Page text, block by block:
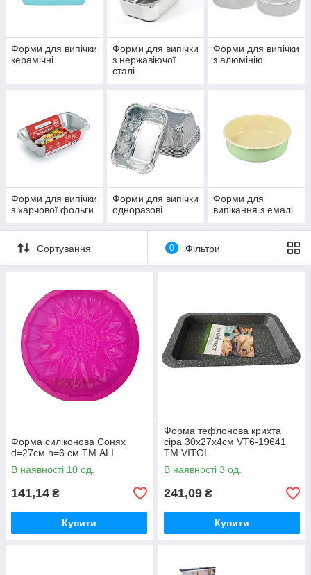
Форми для випічки
керамічні
Форми для випічки
з нержавіючої
сталі
Форми для випічки
з алюмінію
Форми для випічки
з харчової фольги
Форми для випічки
одноразові
Форми для
випiкання з емалі
Сортування 0 Фільтри
Форма силіконова Сонях
d=27см h=6 см ТМ ALI
В наявності 10 од.
141,14 ₴
Купити
Форма тефлонова крихта
сіра 30х27х4см VT6-19641
ТМ VITOL
В наявності 3 од.
241,09 ₴
Купити